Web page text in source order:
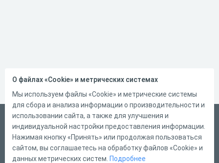
Русский
Справка
Форма обратной связи
О файлах «Cookie» и метрических системах
Мы используем файлы «Cookie» и метрические системы
для сбора и анализа информации о производительности и
использовании сайта, а также для улучшения и
индивидуальной настройки предоставления информации.
Нажимая кнопку «Принять» или продолжая пользоваться
сайтом, вы соглашаетесь на обработку файлов «Cookie» и
данных метрических систем. Подробнее